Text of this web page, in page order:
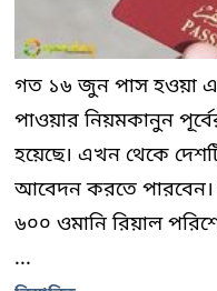
গত ১৬ জুন পাস হওয়া
পাওয়ার নিয়মকানুন
হয়েছে। এখন থেকে
আবেদন করতে পারবেন।
৬০০ ওমানি রিয়াল
...